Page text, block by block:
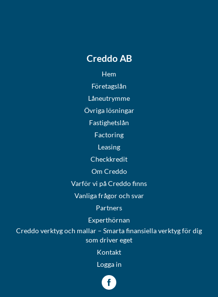
Creddo AB
Hem
Företagslån
Låneutrymme
Övriga lösningar
Fastighetslån
Factoring
Leasing
Checkkredit
Om Creddo
Varför vi på Creddo finns
Vanliga frågor och svar
Partners
Experthörnan
Creddo verktyg och mallar – Smarta finansiella verktyg för dig
som driver eget
Kontakt
Logga in